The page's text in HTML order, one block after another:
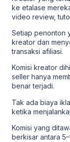
ke etalase
video review,
Setiap penonton
kreator dan
transaksi afiliasi.
Komisi kreator
seller hanya
benar terjadi.
Tak ada biaya
ketika
Komisi yang
berkisar antara